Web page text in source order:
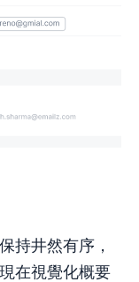
持井然有序，
在視覺化概要